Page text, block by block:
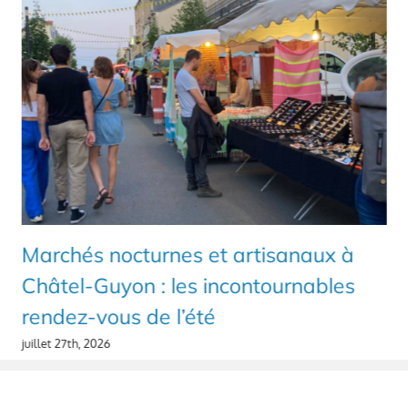
Marchés nocturnes et artisanaux à
Châtel-Guyon : les incontournables
rendez-vous de l’été
juillet 27th, 2026